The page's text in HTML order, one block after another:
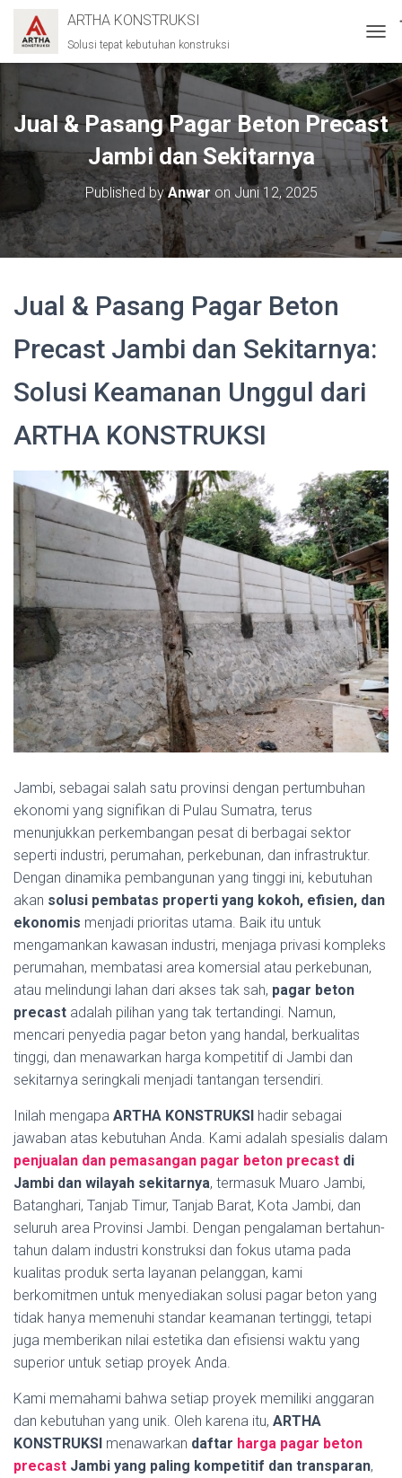
ARTHA KONSTRUKSI
Solusi tepat kebutuhan konstruksi
O
G
L
E
N
A
V
I
G
A
T
Jual & Pasang Pagar Beton Precast
Jambi dan Sekitarnya
Published byAnwar on Juni 12, 2025
Jual & Pasang Pagar Beton
Precast Jambi dan Sekitarnya:
Solusi Keamanan Unggul dari
ARTHA KONSTRUKSI
Jambi, sebagai salah satu provinsi dengan pertumbuhan
ekonomi yang signifikan di Pulau Sumatra, terus
menunjukkan perkembangan pesat di berbagai sektor
seperti industri, perumahan, perkebunan, dan infrastruktur.
Dengan dinamika pembangunan yang tinggi ini, kebutuhan
akan solusi pembatas properti yang kokoh, efisien, dan
ekonomis menjadi prioritas utama. Baik itu untuk
mengamankan kawasan industri, menjaga privasi kompleks
perumahan, membatasi area komersial atau perkebunan,
atau melindungi lahan dari akses tak sah, pagar beton
precast adalah pilihan yang tak tertandingi. Namun,
mencari penyedia pagar beton yang handal, berkualitas
tinggi, dan menawarkan harga kompetitif di Jambi dan
sekitarnya seringkali menjadi tantangan tersendiri.
Inilah mengapa ARTHA KONSTRUKSI hadir sebagai
jawaban atas kebutuhan Anda. Kami adalah spesialis dalam
penjualan dan pemasangan pagar beton precast di
Jambi dan wilayah sekitarnya, termasuk Muaro Jambi,
Batanghari, Tanjab Timur, Tanjab Barat, Kota Jambi, dan
seluruh area Provinsi Jambi. Dengan pengalaman bertahun-
tahun dalam industri konstruksi dan fokus utama pada
kualitas produk serta layanan pelanggan, kami
berkomitmen untuk menyediakan solusi pagar beton yang
tidak hanya memenuhi standar keamanan tertinggi, tetapi
juga memberikan nilai estetika dan efisiensi waktu yang
superior untuk setiap proyek Anda.
Kami memahami bahwa setiap proyek memiliki anggaran
dan kebutuhan yang unik. Oleh karena itu, ARTHA
KONSTRUKSI menawarkan daftar harga pagar beton
precast Jambi yang paling kompetitif dan transparan,